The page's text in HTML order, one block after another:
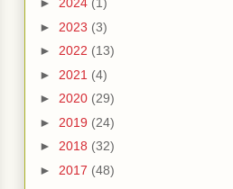
► 2023 (3)
► 2022 (13)
► 2021 (4)
► 2020 (29)
► 2019 (24)
► 2018 (32)
► 2017 (48)